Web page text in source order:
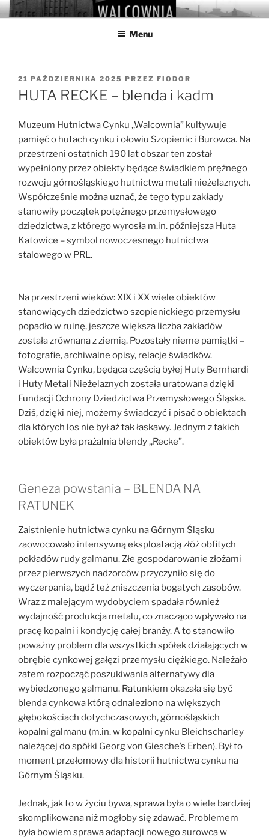
Przejdź
do
WALCOWNIA
Muzeum Hutnictwa Cynku
Menu
OPUBLIKOWANE
W
21 PAŹDZIERNIKA 2025 PRZEZ FIODOR
HUTA RECKE – blenda i kadm
Muzeum Hutnictwa Cynku ,,Walcownia” kultywuje
pamięć o hutach cynku i ołowiu Szopienic i Burowca. Na
przestrzeni ostatnich 190 lat obszar ten został
wypełniony przez obiekty będące świadkiem prężnego
rozwoju górnośląskiego hutnictwa metali nieżelaznych.
Współcześnie można uznać, że tego typu zakłady
stanowiły początek potężnego przemysłowego
dziedzictwa, z którego wyrosła m.in. późniejsza Huta
Katowice – symbol nowoczesnego hutnictwa
stalowego w PRL.
Na przestrzeni wieków: XIX i XX wiele obiektów
stanowiących dziedzictwo szopienickiego przemysłu
popadło w ruinę, jeszcze większa liczba zakładów
została zrównana z ziemią. Pozostały nieme pamiątki –
fotografie, archiwalne opisy, relacje świadków.
Walcownia Cynku, będąca częścią byłej Huty Bernhardi
i Huty Metali Nieżelaznych została uratowana dzięki
Fundacji Ochrony Dziedzictwa Przemysłowego Śląska.
Dziś, dzięki niej, możemy świadczyć i pisać o obiektach
dla których los nie był aż tak łaskawy. Jednym z takich
obiektów była prażalnia blendy ,,Recke”.
Geneza powstania – BLENDA NA
RATUNEK
Zaistnienie hutnictwa cynku na Górnym Śląsku
zaowocowało intensywną eksploatacją złóż obfitych
pokładów rudy galmanu. Złe gospodarowanie złożami
przez pierwszych nadzorców przyczyniło się do
wyczerpania, bądź też zniszczenia bogatych zasobów.
Wraz z malejącym wydobyciem spadała również
wydajność produkcja metalu, co znacząco wpływało na
pracę kopalni i kondycję całej branży. A to stanowiło
poważny problem dla wszystkich spółek działających w
obrębie cynkowej gałęzi przemysłu ciężkiego. Należało
zatem rozpocząć poszukiwania alternatywy dla
wybiedzonego galmanu. Ratunkiem okazała się być
blenda cynkowa którą odnaleziono na większych
głębokościach dotychczasowych, górnośląskich
kopalni galmanu (m.in. w kopalni cynku Bleichscharley
należącej do spółki Georg von Giesche’s Erben). Był to
moment przełomowy dla historii hutnictwa cynku na
Górnym Śląsku.
Jednak, jak to w życiu bywa, sprawa była o wiele bardziej
skomplikowana niż mogłoby się zdawać. Problemem
była bowiem sprawa adaptacji nowego surowca w